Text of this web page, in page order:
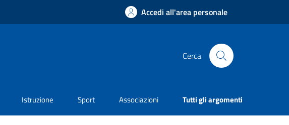
Accedi all'area personale
Cerca
Istruzione Sport Associazioni Tutti gli argomenti